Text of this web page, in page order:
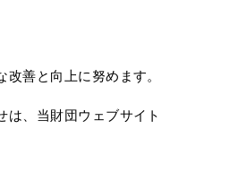
善と向上に努めます。
は、当財団ウェブサイト